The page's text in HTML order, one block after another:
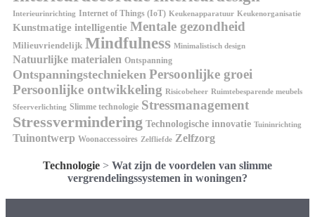
Interieurinrichting Internet of Things (IoT) Keukenapparatuur Keukenorganisatie
Kunstmatige intelligentie Mentale gezondheid
Milieuvriendelijk Mindfulness Minimalistisch design
Natuurlijke materialen Ontspanning
Ontspanningstechnieken Persoonlijke groei
Persoonlijke ontwikkeling Risicobeheer Ruimtebesparende meubels
Sfeerverlichting Slimme technologie Stressmanagement
Stressvermindering Technologische innovatie Tuininrichting
Tuinontwerp Woonaccessoires Zelfliefde Zelfzorg
Technologie > Wat zijn de voordelen van slimme
vergrendelingssystemen in woningen?